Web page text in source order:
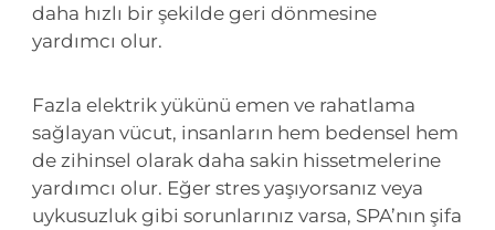
daha hızlı bir şekilde geri dönmesine
yardımcı olur.
Fazla elektrik yükünü emen ve rahatlama
sağlayan vücut, insanların hem bedensel hem
de zihinsel olarak daha sakin hissetmelerine
yardımcı olur. Eğer stres yaşıyorsanız veya
uykusuzluk gibi sorunlarınız varsa, SPA’nın şifa